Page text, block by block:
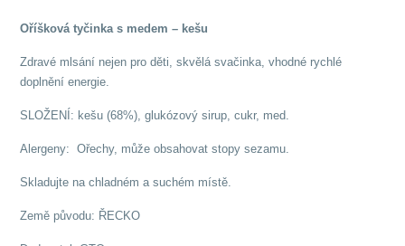
Oříšková tyčinka s medem – kešu
Zdravé mlsání nejen pro děti, skvělá svačinka, vhodné rychlé
doplnění energie.
SLOŽENÍ: kešu (68%), glukózový sirup, cukr, med.
Alergeny: Ořechy, může obsahovat stopy sezamu.
Skladujte na chladném a suchém místě.
Země původu: ŘECKO